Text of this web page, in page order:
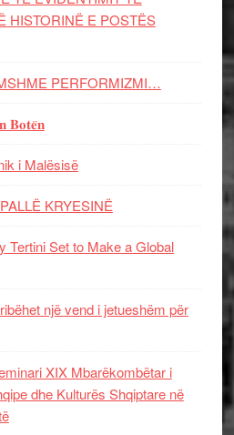
HISTORINË E POSTËS
PERFORMIZMI…
𝐁𝐨𝐭𝐞̈𝐧
i Malësisë
KRYESINË
Tertini Set to Make a Global
një vend i jetueshëm për
XIX Mbarëkombëtar i
dhe Kulturës Shqiptare në